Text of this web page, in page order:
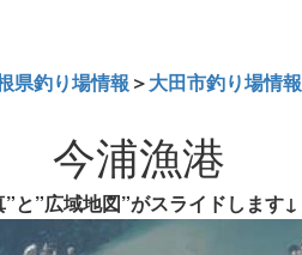
県釣り場情報 ＞大田市釣り場情報
今浦漁港
と”広域地図”がスライドします↓